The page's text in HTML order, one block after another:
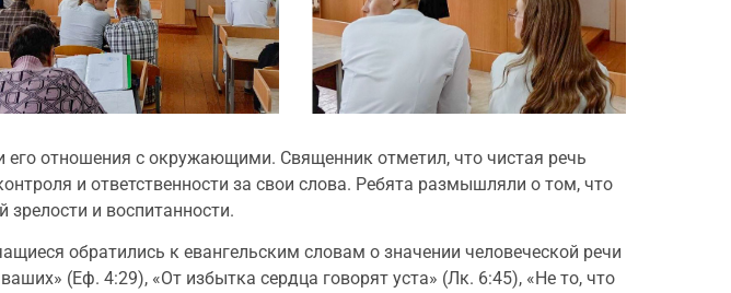
его отношения с окружающими. Священник отметил, что чистая речь
и ответственности за свои слова. Ребята размышляли о том, что
и воспитанности.
обратились к евангельским словам о значении человеческой речи
(Еф. 4:29), «От избытка сердца говорят уста» (Лк. 6:45), «Не то, что